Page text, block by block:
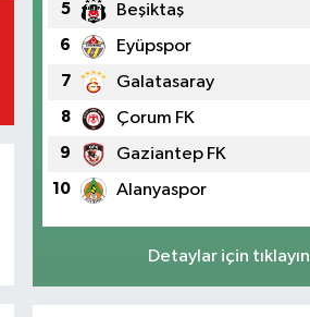
5 Beşiktaş
6 Eyüpspor
7 Galatasaray
8 Çorum FK
9 Gaziantep FK
10 Alanyaspor
Detaylar için tıklayın